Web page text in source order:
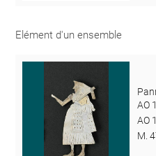
Elément d'un ensemble
AO
AO
M.